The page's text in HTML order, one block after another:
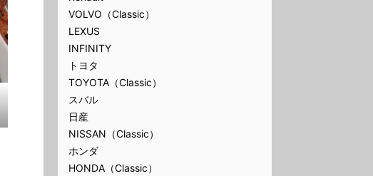
VOLVO（Classic）
LEXUS
INFINITY
トヨタ
TOYOTA（Classic）
スバル
日産
NISSAN（Classic）
ホンダ
HONDA（Classic）